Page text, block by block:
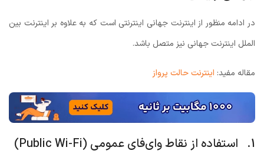
در ادامه منظور از اینترنت جهانی اینترنتی است که به علاوه بر اینترنت بین
الملل اینترنت جهانی نیز متصل باشد.
مقاله مفید: اینترنت حالت پرواز
1. استفاده از نقاط وای‌فای عمومی (Public Wi-Fi)